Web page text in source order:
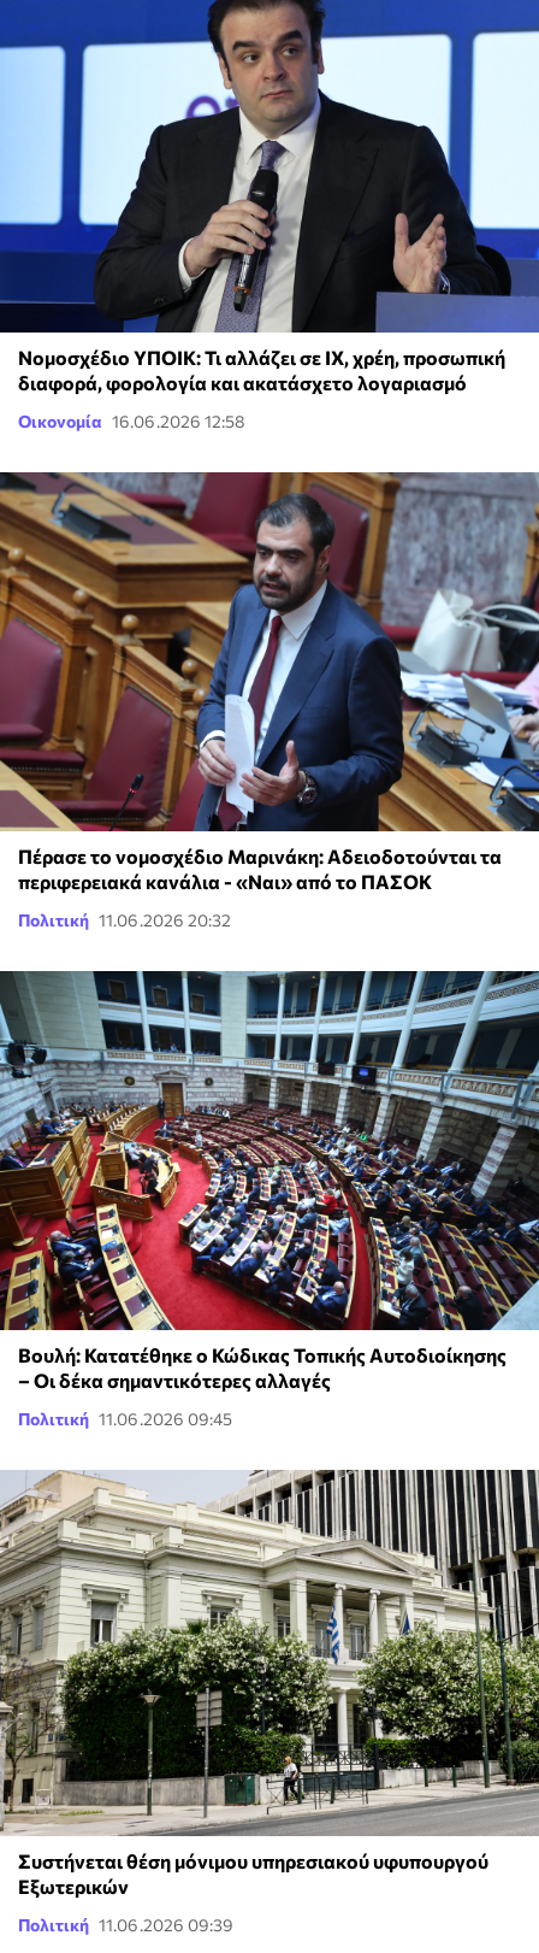
Νομοσχέδιο ΥΠΟΙΚ: Τι αλλάζει σε ΙΧ, χρέη, προσωπική
διαφορά, φορολογία και ακατάσχετο λογαριασμό
Οικονομία 16.06.2026 12:58
Πέρασε το νομοσχέδιο Μαρινάκη: Αδειοδοτούνται τα
περιφερειακά κανάλια - «Ναι» από το ΠΑΣΟΚ
Πολιτική 11.06.2026 20:32
Βουλή: Κατατέθηκε ο Κώδικας Τοπικής Αυτοδιοίκησης
– Οι δέκα σημαντικότερες αλλαγές
Πολιτική 11.06.2026 09:45
Συστήνεται θέση μόνιμου υπηρεσιακού υφυπουργού
Εξωτερικών
Πολιτική 11.06.2026 09:39